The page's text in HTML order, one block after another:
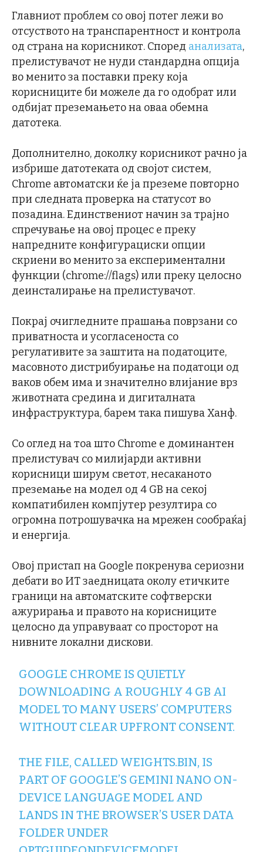
Главниот проблем со овој потег лежи во
отсуството на транспарентност и контрола
од страна на корисникот. Според анализата,
прелистувачот не нуди стандардна опција
во менито за поставки преку која
корисниците би можеле да го одобрат или
одбијат преземањето на оваа обемна
датотека.
Дополнително, доколку корисникот рачно ја
избрише датотеката од својот систем,
Chrome автоматски ќе ја преземе повторно
при следната проверка на статусот во
позадина. Единствениот начин за трајно
спречување на овој процес е преку
напредните конфигурациски опции
скриени во менито за експериментални
функции (chrome://flags) или преку целосно
деинсталирање на прелистувачот.
Покрај очигледните прашања поврзани со
приватноста и усогласеноста со
регулативите за заштита на податоците,
масовното дистрибуирање на податоци од
ваков обем има и значително влијание врз
животната средина и дигиталната
инфраструктура, барем така пишува Ханф.
Со оглед на тоа што Chrome е доминантен
прелистувач со милијарди активни
корисници ширум светот, несаканото
преземање на модел од 4 GB на секој
компатибилен компјутер резултира со
огромна потрошувачка на мрежен сообраќај
и енергија.
Овој пристап на Google покренува сериозни
дебати во ИТ заедницата околу етичките
граници на автоматските софтверски
ажурирања и правото на корисниците
целосно да управуваат со просторот на
нивните локални дискови.
GOOGLE CHROME IS QUIETLY
DOWNLOADING A ROUGHLY 4 GB AI
MODEL TO MANY USERS’ COMPUTERS
WITHOUT CLEAR UPFRONT CONSENT.
THE FILE, CALLED WEIGHTS.BIN, IS
PART OF GOOGLE’S GEMINI NANO ON-
DEVICE LANGUAGE MODEL AND
LANDS IN THE BROWSER’S USER DATA
FOLDER UNDER